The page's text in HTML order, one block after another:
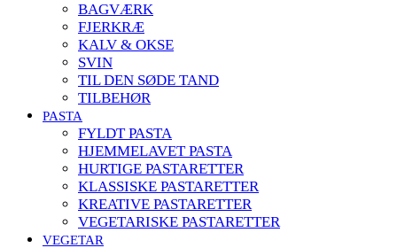
BAGVÆRK
FJERKRÆ
KALV & OKSE
SVIN
TIL DEN SØDE TAND
TILBEHØR
PASTA
FYLDT PASTA
HJEMMELAVET PASTA
HURTIGE PASTARETTER
KLASSISKE PASTARETTER
KREATIVE PASTARETTER
VEGETARISKE PASTARETTER
VEGETAR